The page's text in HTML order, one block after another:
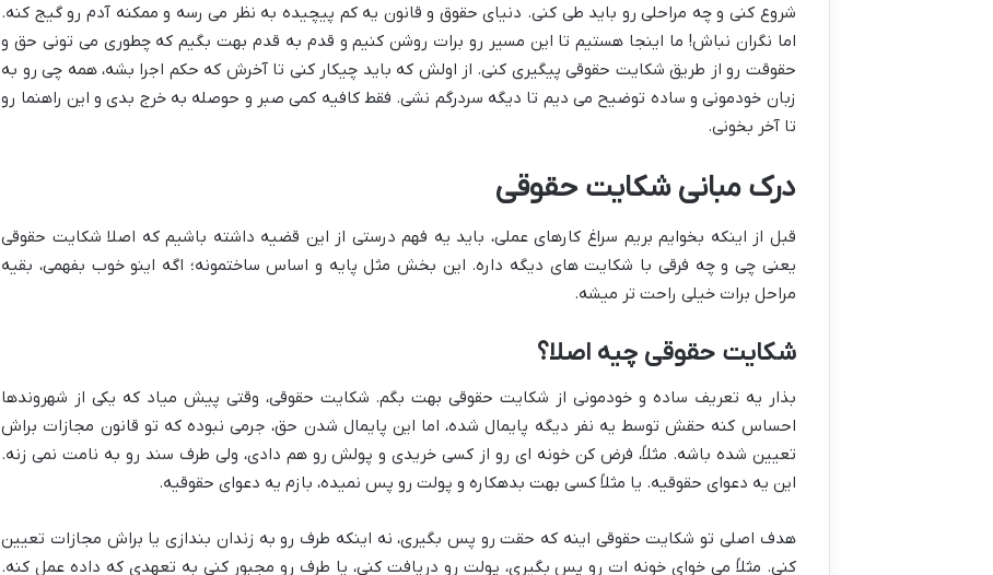
شروع کنی و چه مراحلی رو باید طی کنی. دنیای حقوق و قانون یه کم پیچیده به نظر می رسه و ممکنه آدم رو گیج کنه.
اما نگران نباش! ما اینجا هستیم تا این مسیر رو برات روشن کنیم و قدم به قدم بهت بگیم که چطوری می تونی حق و
حقوقت رو از طریق شکایت حقوقی پیگیری کنی. از اولش که باید چیکار کنی تا آخرش که حکم اجرا بشه، همه چی رو به
زبان خودمونی و ساده توضیح می دیم تا دیگه سردرگم نشی. فقط کافیه کمی صبر و حوصله به خرج بدی و این راهنما رو
تا آخر بخونی.
درک مبانی شکایت حقوقی
قبل از اینکه بخوایم بریم سراغ کارهای عملی، باید یه فهم درستی از این قضیه داشته باشیم که اصلا شکایت حقوقی
یعنی چی و چه فرقی با شکایت های دیگه داره. این بخش مثل پایه و اساس ساختمونه؛ اگه اینو خوب بفهمی، بقیه
مراحل برات خیلی راحت تر میشه.
شکایت حقوقی چیه اصلا؟
بذار یه تعریف ساده و خودمونی از شکایت حقوقی بهت بگم. شکایت حقوقی، وقتی پیش میاد که یکی از شهروندها
احساس کنه حقش توسط یه نفر دیگه پایمال شده، اما این پایمال شدن حق، جرمی نبوده که تو قانون مجازات براش
تعیین شده باشه. مثلاً، فرض کن خونه ای رو از کسی خریدی و پولش رو هم دادی، ولی طرف سند رو به نامت نمی زنه.
این یه دعوای حقوقیه. یا مثلاً کسی بهت بدهکاره و پولت رو پس نمیده، بازم یه دعوای حقوقیه.
هدف اصلی تو شکایت حقوقی اینه که حقت رو پس بگیری، نه اینکه طرف رو به زندان بندازی یا براش مجازات تعیین
کنی. مثلاً می خوای خونه ات رو پس بگیری، پولت رو دریافت کنی، یا طرف رو مجبور کنی به تعهدی که داده عمل کنه.